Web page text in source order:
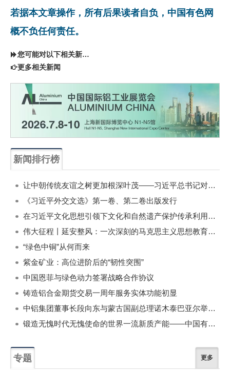
若据本文章操作，所有后果读者自负，中国有色网
概不负任何责任。
您可能对以下相关新闻同样感兴趣
更多相关新闻
新闻排行榜
让中朝传统友谊之树更加根深叶茂——习近平总书记对朝鲜进行国事访问纪实
《习近平外交文选》第一卷、第二卷出版发行
在习近平文化思想引领下文化和自然遗产保护传承利用工作开创新局面
伟大征程丨延安整风：一次深刻的马克思主义思想教育运动
“绿色中铜”从何而来
紫金矿业：高位进阶后的“韧性突围”
中国恩菲与绿色动力签署战略合作协议
铸造铝合金期货交易一周年服务实体功能初显
中铝集团董事长段向东与蒙古国副总理诺木泰巴亚尔举行会谈
锻造无愧时代无愧使命的世界一流新质产能——中国有色金属工业的战略应对与破局之道（二）
专题 更多